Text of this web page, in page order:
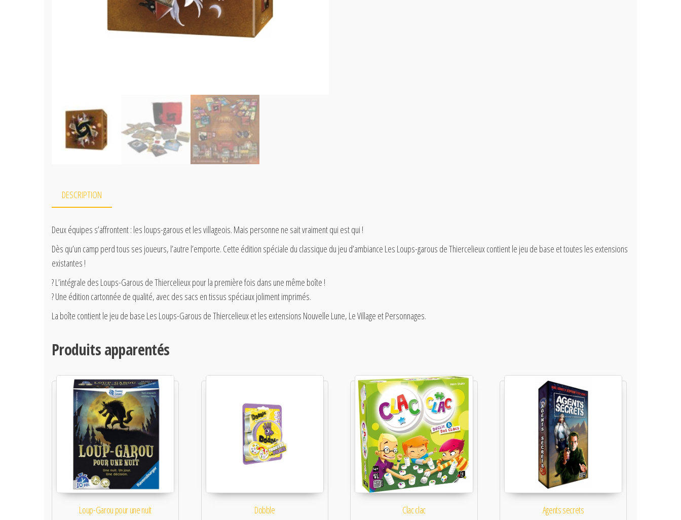
DESCRIPTION
Deux équipes s’affrontent : les loups-garous et les villageois. Mais personne ne sait vraiment qui est qui !
Dès qu’un camp perd tous ses joueurs, l’autre l’emporte. Cette édition spéciale du classique du jeu d’ambiance Les Loups-garous de Thiercelieux contient le jeu de base et toutes les extensions
existantes !
? L’intégrale des Loups-Garous de Thiercelieux pour la première fois dans une même boîte !
? Une édition cartonnée de qualité, avec des sacs en tissus spéciaux joliment imprimés.
La boîte contient le jeu de base Les Loups-Garous de Thiercelieux et les extensions Nouvelle Lune, Le Village et Personnages.
Produits apparentés
Loup-Garou pour une nuit Dobble Clac clac Agents secrets